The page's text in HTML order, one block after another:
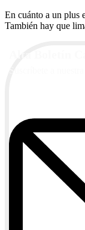
En cuánto a un plus
También hay que